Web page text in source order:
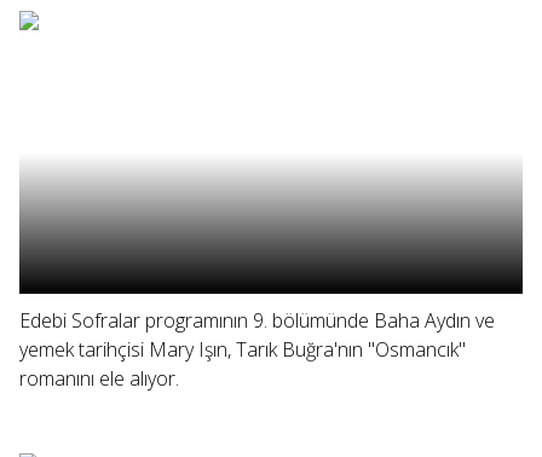
Edebi Sofralar programının 9. bölümünde Baha Aydın ve
yemek tarihçisi Mary Işın, Tarık Buğra'nın "Osmancık"
romanını ele alıyor.